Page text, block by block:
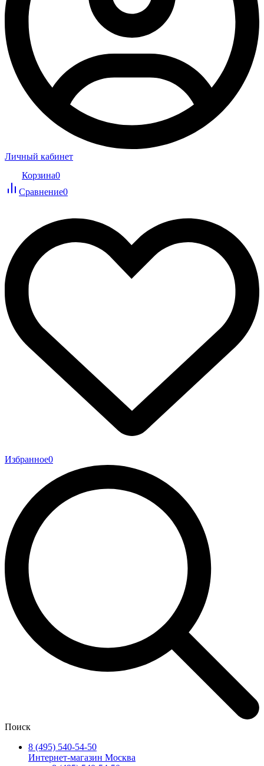
Личный кабинет
Корзина0
Сравнение0
Избранное0
Поиск
8 (495) 540-54-50
Интернет-магазин Москва